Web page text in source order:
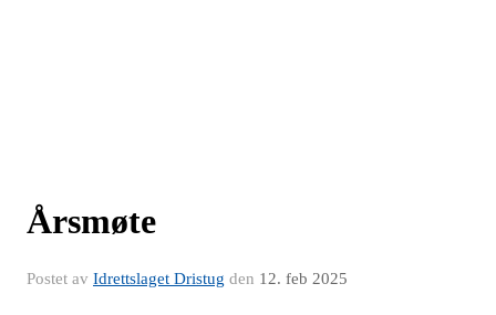
Årsmøte
Postet av Idrettslaget Dristug den 12. feb 2025